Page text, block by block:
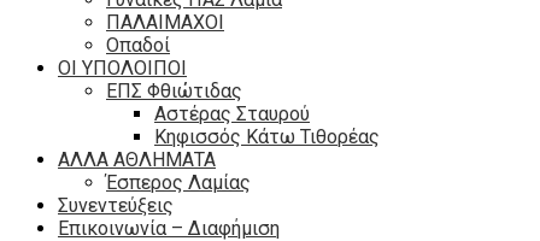
ΠΑΛΑΙΜΑΧΟΙ
Οπαδοί
ΟΙ ΥΠΟΛΟΙΠΟΙ
ΕΠΣ Φθιώτιδας
Αστέρας Σταυρού
Κηφισσός Κάτω Τιθορέας
ΑΛΛΑ ΑΘΛΗΜΑΤΑ
Έσπερος Λαμίας
Συνεντεύξεις
Επικοινωνία – Διαφήμιση